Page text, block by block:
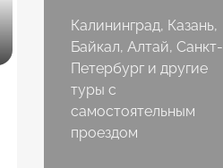
Калининград, Казань,
Байкал, Алтай, Санкт-
Петербург и другие
туры с
самостоятельным
проездом